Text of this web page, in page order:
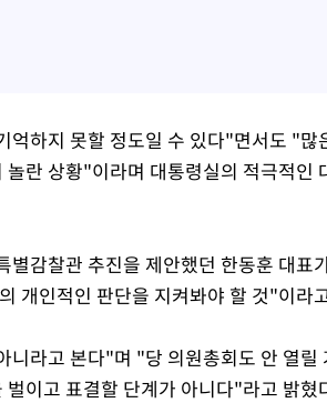
하지 못할 정도일 수 있다"면서도 "많
란 상황"이라며 대통령실의 적극적인
감찰관 추진을 제안했던 한동훈 대표
개인적인 판단을 지켜봐야 할 것"이라
라고 본다"며 "당 의원총회도 안 열릴
이고 표결할 단계가 아니다"라고 밝혔